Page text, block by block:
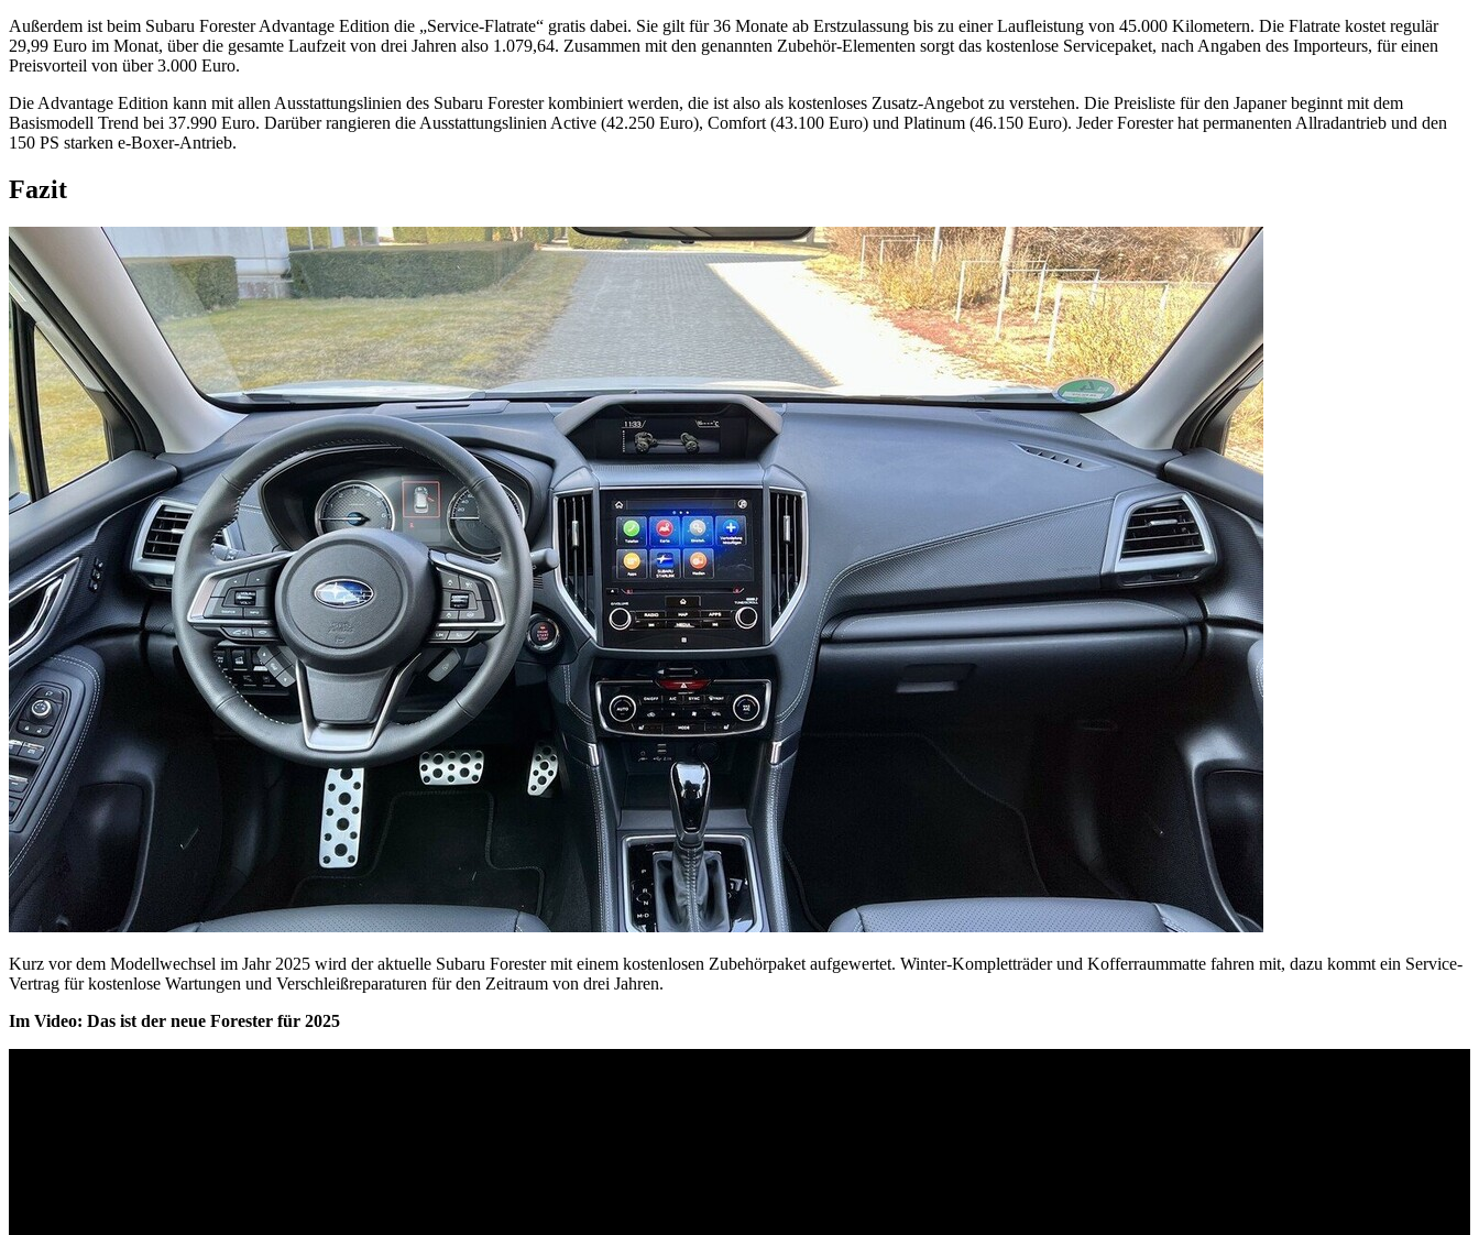
Außerdem ist beim Subaru Forester Advantage Edition die „Service-Flatrate“ gratis dabei. Sie gilt für 36 Monate ab Erstzulassung bis zu einer Laufleistung von 45.000 Kilometern. Die Flatrate kostet regulär
29,99 Euro im Monat, über die gesamte Laufzeit von drei Jahren also 1.079,64. Zusammen mit den genannten Zubehör-Elementen sorgt das kostenlose Servicepaket, nach Angaben des Importeurs, für einen
Preisvorteil von über 3.000 Euro.
Die Advantage Edition kann mit allen Ausstattungslinien des Subaru Forester kombiniert werden, die ist also als kostenloses Zusatz-Angebot zu verstehen. Die Preisliste für den Japaner beginnt mit dem
Basismodell Trend bei 37.990 Euro. Darüber rangieren die Ausstattungslinien Active (42.250 Euro), Comfort (43.100 Euro) und Platinum (46.150 Euro). Jeder Forester hat permanenten Allradantrieb und den
150 PS starken e-Boxer-Antrieb.
Fazit
Kurz vor dem Modellwechsel im Jahr 2025 wird der aktuelle Subaru Forester mit einem kostenlosen Zubehörpaket aufgewertet. Winter-Kompletträder und Kofferraummatte fahren mit, dazu kommt ein Service-
Vertrag für kostenlose Wartungen und Verschleißreparaturen für den Zeitraum von drei Jahren.
Im Video: Das ist der neue Forester für 2025